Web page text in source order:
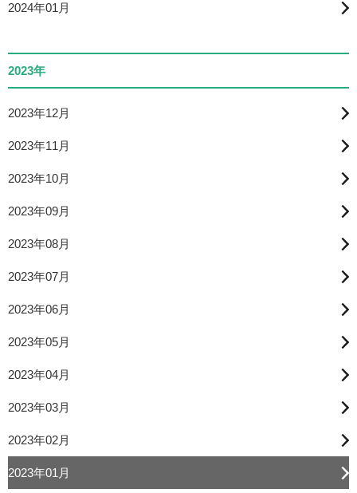
2024年01月
2023年
2023年12月
2023年11月
2023年10月
2023年09月
2023年08月
2023年07月
2023年06月
2023年05月
2023年04月
2023年03月
2023年02月
2023年01月